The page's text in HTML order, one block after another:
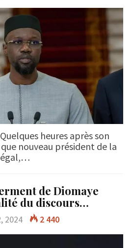
heures après son
nouveau président de la
de Diomaye
du discours…
2024 2 440